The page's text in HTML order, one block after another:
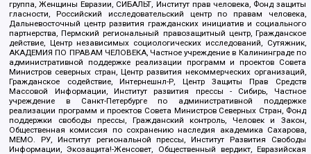
группа, Женщины Евразии, СИБАЛЬТ, Институт прав человека, Фонд защиты
гласности, Российский исследовательский центр по правам человека,
Дальневосточный центр развития гражданских инициатив и социального
партнерства, Пермский региональный правозащитный центр, Гражданское
действие, Центр независимых социологических исследований, Сутяжник,
АКАДЕМИЯ ПО ПРАВАМ ЧЕЛОВЕКА, Частное учреждение в Калининграде по
административной поддержке реализации программ и проектов Совета
Министров северных стран, Центр развития некоммерческих организаций,
Гражданское содействие, Интернешнл-Р, Центр Защиты Прав Средств
Массовой Информации, Институт развития прессы - Сибирь, Частное
учреждение в Санкт-Петербурге по административной поддержке
реализации программ и проектов Совета Министров Северных Стран, Фонд
поддержки свободы прессы, Гражданский контроль, Человек и Закон,
Общественная комиссия по сохранению наследия академика Сахарова,
МЕМО. РУ, Институт региональной прессы, Институт Развития Свободы
Информации, Экозащита!-Женсовет, Общественный вердикт, Евразийская